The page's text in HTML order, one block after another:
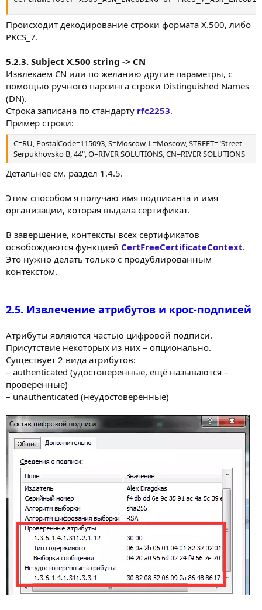
Происходит декодирование строки формата X.500, либо
PKCS_7.
5.2.3. Subject X.500 string -> CN
Извлекаем CN или по желанию другие параметры, с
помощью ручного парсинга строки Distinguished Names
(DN).
Строка записана по стандарту rfc2253.
Пример строки:
C=RU, PostalCode=115093, S=Moscow, L=Moscow, STREET="Street
Serpukhovsko B, 44", O=RIVER SOLUTIONS, CN=RIVER SOLUTIONS
Детальнее см. раздел 1.4.5.
Этим способом я получаю имя подписанта и имя
организации, которая выдала сертификат.
В завершение, контексты всех сертификатов
освобождаются функцией CertFreeCertificateContext.
Это нужно делать только с продублированным
контекстом.
2.5. Извлечение атрибутов и крос-подписей
Атрибуты являются частью цифровой подписи.
Присутствие некоторых из них – опционально.
Существует 2 вида атрибутов:
– authenticated (удостоверенные, ещё называются –
проверенные)
– unauthenticated (неудостоверенные)